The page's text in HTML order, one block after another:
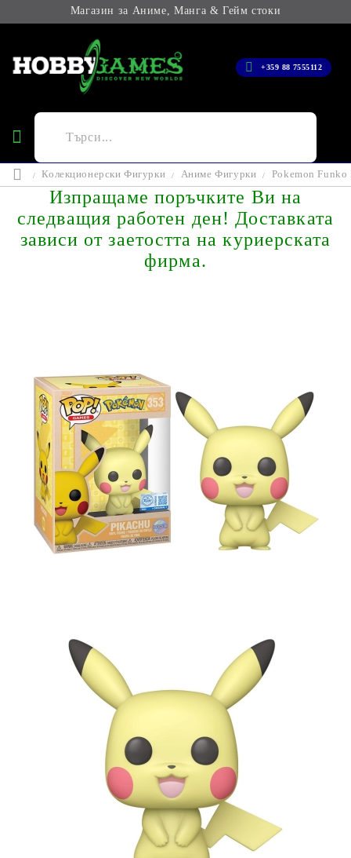
Магазин за Аниме, Манга & Гейм стоки
+359 88 7555112
Колекционерски Фигурки Аниме Фигурки Pokemon
Изпращаме поръчките Ви на
следващия работен ден! Доставката
зависи от заетостта на куриерската
фирма.